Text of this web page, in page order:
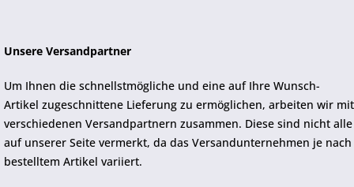
Unsere Versandpartner
Um Ihnen die schnellstmögliche und eine auf Ihre Wunsch-
Artikel zugeschnittene Lieferung zu ermöglichen, arbeiten wir mit
verschiedenen Versandpartnern zusammen. Diese sind nicht alle
auf unserer Seite vermerkt, da das Versandunternehmen je nach
bestelltem Artikel variiert.